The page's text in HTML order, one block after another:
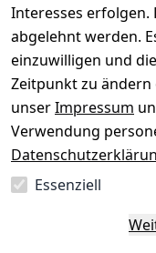
Interesses
abgelehnt werden.
einzuwilligen und
Zeitpunkt zu ändern
unserImpressum
Verwendung
Essenziell
Sichere
SEPA
Sicherheit
Deine Daten. Sicher.